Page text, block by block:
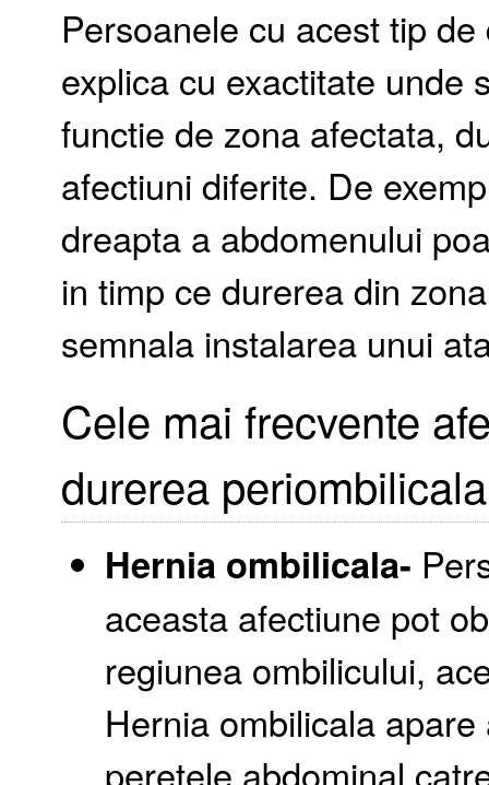
Persoanele cu acest tip
explica cu exactitate unde
functie de zona afectata,
afectiuni diferite. De
dreapta a abdomenului
in timp ce durerea din
semnala instalarea unui
Cele mai frecvente
durerea periombilicala
Hernia ombilicala-
aceasta afectiune pot
regiunea ombilicului,
Hernia ombilicala
peretele abdominal